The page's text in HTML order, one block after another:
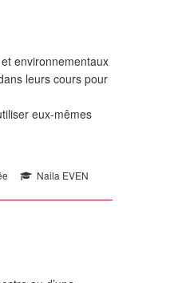
environnementaux
leurs cours pour
eux-mêmes
Naila EVEN